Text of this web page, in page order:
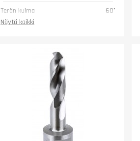
Terän kulma
60°
Näytä kaikki